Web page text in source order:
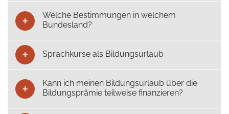
Welche Bestimmungen in welchem
Bundesland?
Sprachkurse als Bildungsurlaub
Kann ich meinen Bildungsurlaub über die
Bildungsprämie teilweise finanzieren?